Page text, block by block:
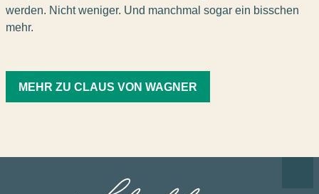
werden. Nicht weniger. Und manchmal sogar ein bisschen
mehr.
MEHR ZU CLAUS VON WAGNER